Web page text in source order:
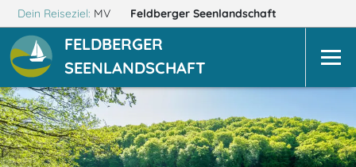
Dein Reiseziel: MV Feldberger Seenlandschaft
FELDBERGER
SEENLANDSCHAFT